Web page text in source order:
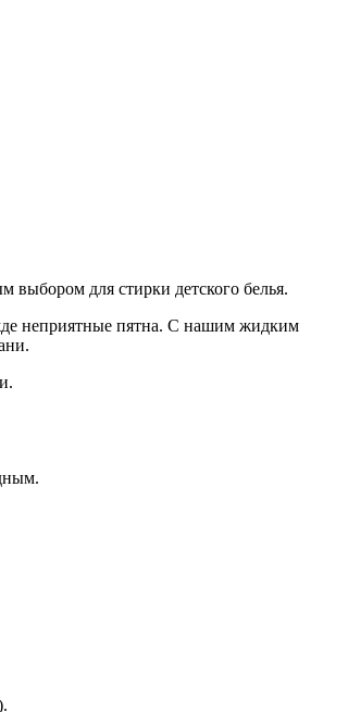
выбором для стирки детского белья.
неприятные пятна. С нашим жидким